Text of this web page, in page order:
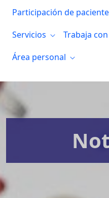
Participación de
Servicios
Trabaja
Área personal